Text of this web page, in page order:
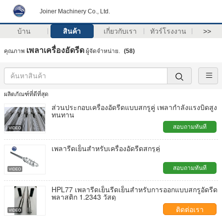
Joiner Machinery Co., Ltd.
บ้าน สินค้า เกี่ยวกับเรา ทัวร์โรงงาน >>
คุณภาพ เพลาเครื่องอัดรีด ผู้จัดจำหน่าย. (58)
ผลิตภัณฑ์ที่ดีที่สุด
ส่วนประกอบเครื่องอัดรีดแบบสกรูคู่ เพลากำลังแรงบิดสูง
ทนทาน
สอบถามทันที
เพลารีดเย็นสำหรับเครื่องอัดรีดสกรูคู่
สอบถามทันที
HPL77 เพลารีดเย็นรีดเย็นสำหรับการออกแบบสกรูอัดรีด
พลาสติก 1.2343 วัสดุ
ติดต่อเรา